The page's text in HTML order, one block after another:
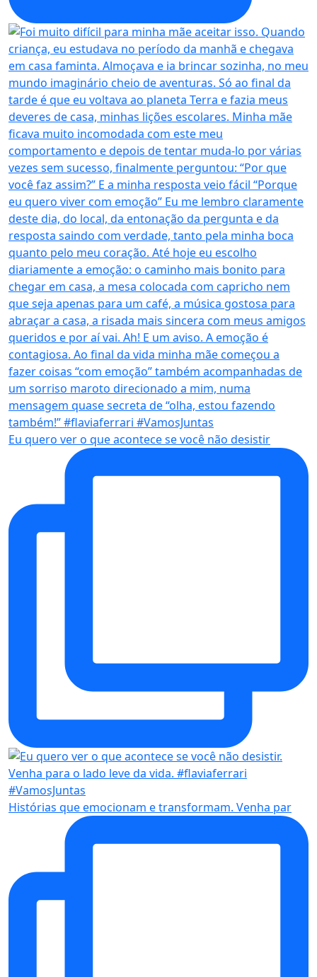
Eu quero ver o que acontece se você não desistir
Histórias que emocionam e transformam. Venha par